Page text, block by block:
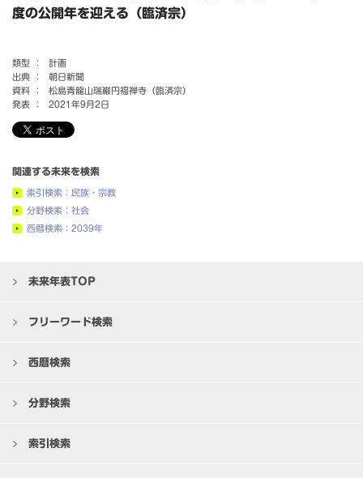
度の公開年を迎える（臨済宗）
類型 ：
計画
出典 ：
朝日新聞
資料 ：
松島青龍山瑞巌円福禅寺（臨済宗）
発表 ：
2021年9月2日
関連する未来を検索
索引検索：民族・宗教
分野検索：社会
西暦検索：2039年
未来年表TOP
フリーワード検索
西暦検索
分野検索
索引検索